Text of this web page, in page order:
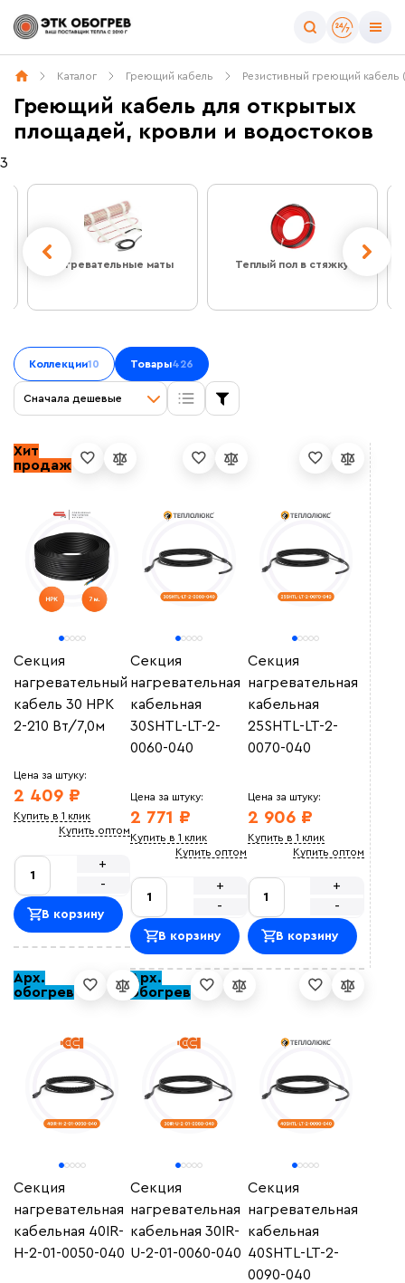
Каталог Греющий кабель Резистивный греющий
Греющий кабель для открытых
площадей, кровли и водостоков
3
Нагревательные маты Теплый пол в стяжку
Цена
Для водостоков
Для грунта(34)
Для кровли
(256)
Линейная мощность (Вт/м)
Коллекция
HC PROFI(11)
Кабельные секции IR-U
Секции 30МНТ(13)
Секции STHL(62)
Секции STHL-HT(32)
(100)
Секции СТН-НРК
Секции СТН-НРК PRO
Shtein
ССТ Indastro(186)
ССТ Premium (15)
СТН (20)
Сбросить фильтры
Коллекции10 Товары426
Сначала дешевые
Хит
продаж
Секция
нагревательный
кабель 30 НРК
2-210 Вт/7,0м
Цена за штуку:
2 409 ₽
Купить в 1 клик
Купить оптом
-
+
В корзину
Секция
нагревательная
кабельная
30SHTL-LT-2-
0060-040
Цена за штуку:
2 771 ₽
Купить в 1 клик
Купить оптом
-
+
В корзину
Секция
нагревательная
кабельная
25SHTL-LT-2-
0070-040
Цена за штуку:
2 906 ₽
Купить в 1 клик
Купить оптом
-
+
В корзину
Арх.
обогрев
Секция
нагревательная
кабельная 40IR-
H-2-01-0050-040
Арх.
обогрев
Секция
нагревательная
кабельная 30IR-
U-2-01-0060-040
Секция
нагревательная
кабельная
40SHTL-LT-2-
0090-040